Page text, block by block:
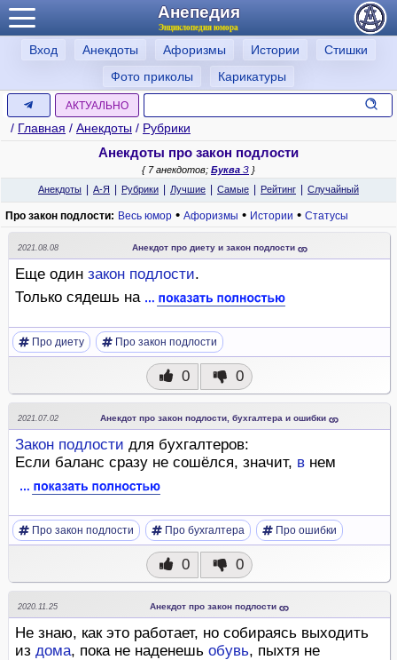
Анепедия
Энциклопедия юмора
Вход Анекдоты Афоризмы Истории
Стишки
Фото приколы
Карикатуры
АКТУАЛЬНО
/ Главная / Анекдоты / Рубрики
Анекдоты про закон подлости
{ 7 анекдотов; Буква З }
Анекдоты
А-Я Рубрики Лучшие Самые Рейтинг Случайный
Про закон подлости: Весь юмор • Афоризмы • Истории • Статусы
2021.08.08 Анекдот про диету и закон подлости
Еще один закон подлости.
Только сядешь на
Про диету Про закон подлости
0 0
2021.07.02 Анекдот про закон подлости, бухгалтера и ошибки
Закон подлости для бухгалтеров:
Если баланс сразу не сошёлся, значит, в нем
Про закон подлости Про бухгалтера Про ошибки
0 0
2020.11.25 Анекдот про закон подлости
Не знаю, как это работает, но собираясь выходить
из дома, пока не наденешь обувь, пыхтя не